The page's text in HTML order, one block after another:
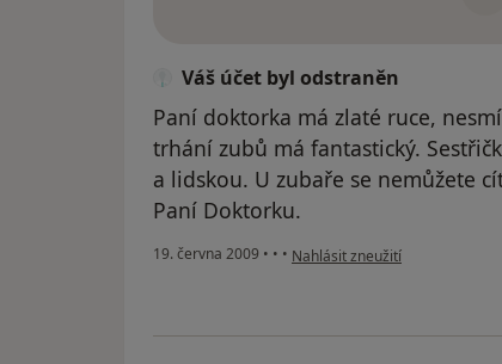
Váš účet byl odstraněn
Paní doktorka má zlaté ruce,
trhání zubů má fantastický.
a lidskou. U zubaře se nemůžete
Paní Doktorku.
19. června 2009 • • • podle názoru uživatele Váš účet
Nahlásit zneužití